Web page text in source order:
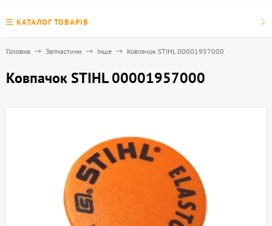
КАТАЛОГ ТОВАРІВ
Головна Запчастини Інше Ковпачок STIHL 00001957000
Ковпачок STIHL 00001957000